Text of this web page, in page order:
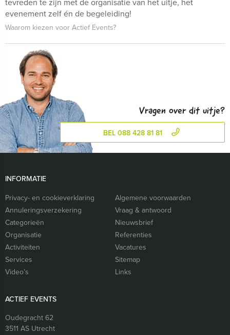
evenement zelf én de begeleiding!
Waarom kiezen voor Actief Events?
Vragen over dit uitje?
BEL 088 428 81 81
INFORMATIE
Privacy- en cookieverklaring
Algemene voorwaarden
Annuleringsverzekering
Vraag & antwoord
Categorieën
Nieuwsbrief
Organisatie
Referenties
Activiteiten
Vacatures
Services
Sitemap
Video’s
Links
ACTIEF EVENTS
Oudegracht 62
3511 AS Utrecht